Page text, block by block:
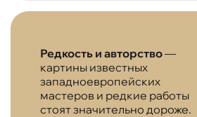
Редкость и авторство—
картины известных
западноевропейских
мастеров и редкие работы
стоят значительно дороже.